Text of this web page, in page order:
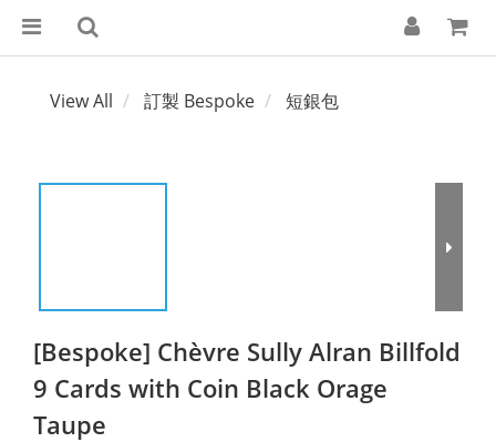
View All 訂製 Bespoke 短銀包
[Bespoke] Chèvre Sully Alran Billfold
9 Cards with Coin Black Orage
Taupe